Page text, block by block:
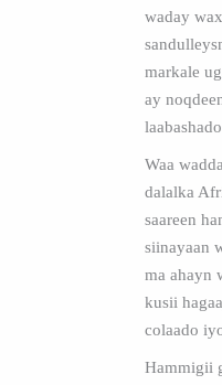
waday
markale
ay
Waa
dalalka
saareen
siinayaan
ma ahayn
kusii
colaado
Hammigii